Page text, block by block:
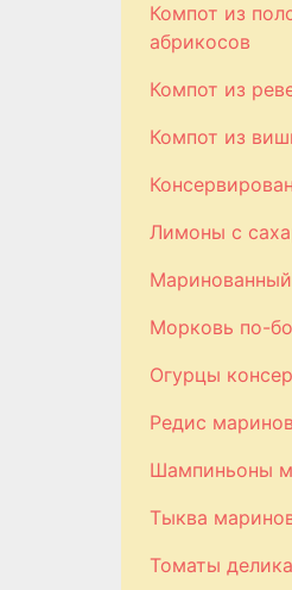
Компот из
абрикосов
Компот из
Компот из
Лимоны с
Морковь по-
Огурцы
Редис
Шампиньоны
Тыква
Томаты